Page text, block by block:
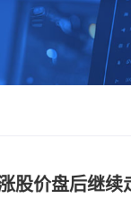
股价盘后继续